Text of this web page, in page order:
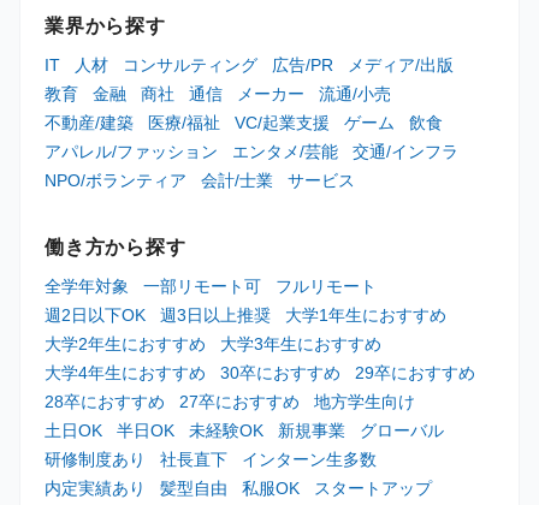
業界から探す
IT 人材 コンサルティング 広告/PR
メディア/出版
教育
金融 商社 通信 メーカー
流通/小売
不動産/建築
医療/福祉 VC/起業支援 ゲーム
飲食
アパレル/ファッション
エンタメ/芸能
交通/インフラ
NPO/ボランティア
会計/士業 サービス
働き方から探す
全学年対象 一部リモート可
フルリモート
週2日以下OK
週3日以上推奨
大学1年生におすすめ
大学2年生におすすめ
大学3年生におすすめ
大学4年生におすすめ
30卒におすすめ
29卒におすすめ
28卒におすすめ
27卒におすすめ
地方学生向け
土日OK
半日OK 未経験OK 新規事業
グローバル
研修制度あり
社長直下
インターン生多数
内定実績あり
髪型自由 私服OK
スタートアップ